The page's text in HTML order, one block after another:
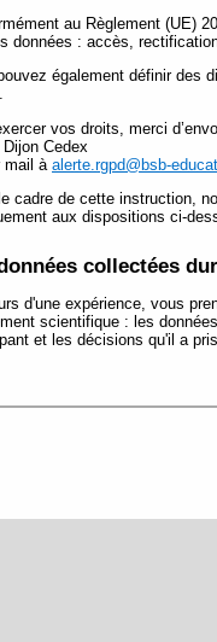
au Règlement (UE)
données : accès,
également définir des
vos droits, merci
Dijon Cedex
mail à alerte.rgpd@bsb-
cadre de cette instruction,
aux dispositions ci-
collectées
d'une expérience, vous
scientifique : les
et les décisions qu'il a